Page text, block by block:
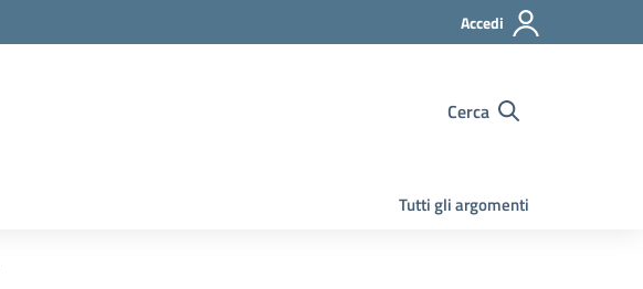
Accedi
Cerca
Tutti gli argomenti